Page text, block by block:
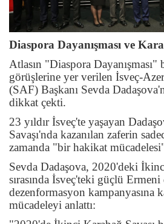
Diaspora Dayanışması ve
Atlasın "Diaspora Dayanışması"
görüşlerine yer verilen İsveç-
(SAF) Başkanı Sevda
dikkat çekti.
23 yıldır İsveç'te yaşayan
Savaşı'nda kazanılan zaferin
zamanda "bir hakikat
Sevda Dadaşova, 2020'deki
sırasında İsveç'teki güçlü Ermeni
dezenformasyon kampanyasına
mücadeleyi anlattı: